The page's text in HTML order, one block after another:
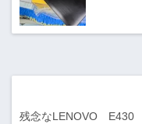
残念なLENOVO E430